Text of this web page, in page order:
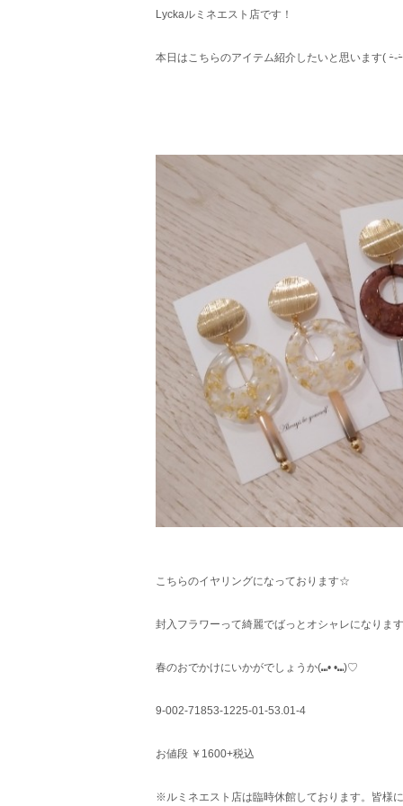
Lyckaルミネエスト店です！
本日はこちらのアイテム紹介したいと思います( ｰ̀֊
こちらのイヤリングになっております☆
封入フラワーって綺麗でばっとオシャレになりま
春のおでかけにいかがでしょうか(⑉• •⑉)♡
9-002-71853-1225-01-53.01-4
お値段 ￥1600+税込
※ルミネエスト店は臨時休館しております。皆様